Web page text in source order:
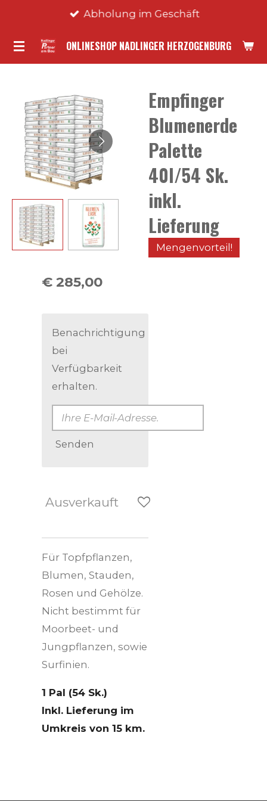
springen
ONLINESHOP NADLINGER HERZOGENBURG
Abholung im Geschäft
Empfinger
Blumenerde
Palette
40l/54 Sk.
inkl.
Lieferung
Mengenvorteil!
€ 285,00
Benachrichtigung
bei
Verfügbarkeit
erhalten.
Senden
Ausverkauft
Für Topfpflanzen,
Blumen, Stauden,
Rosen und Gehölze.
Nicht bestimmt für
Moorbeet- und
Jungpflanzen, sowie
Surfinien.
1 Pal (54 Sk.)
Inkl. Lieferung im
Umkreis von 15 km.